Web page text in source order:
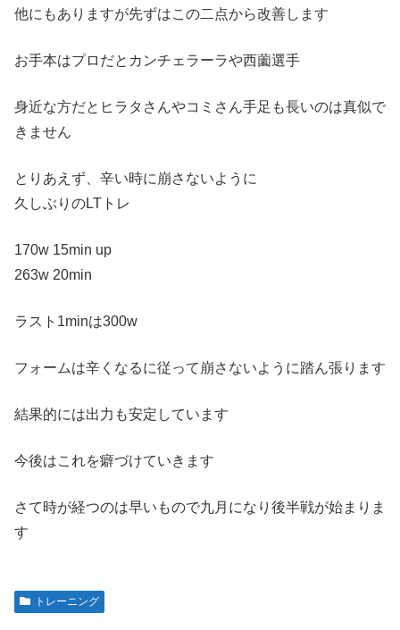
他にもありますが先ずはこの二点から改善します
お手本はプロだとカンチェラーラや西薗選手
身近な方だとヒラタさんやコミさん手足も長いのは真似で
きません
とりあえず、辛い時に崩さないように
久しぶりのLTトレ
170w 15min up
263w 20min
ラスト1minは300w
フォームは辛くなるに従って崩さないように踏ん張ります
結果的には出力も安定しています
今後はこれを癖づけていきます
さて時が経つのは早いもので九月になり後半戦が始まりま
す
トレーニング